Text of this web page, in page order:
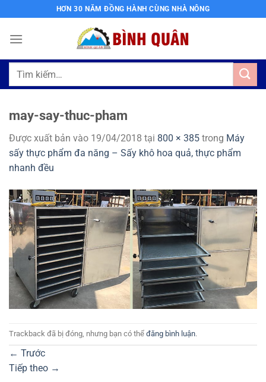
qua
nội
HƠN 30 NĂM ĐỒNG HÀNH CÙNG NHÀ NÔNG
Tìm
may-say-thuc-pham
Được xuất bản vào 19/04/2018 tại 800 × 385 trong Máy
sấy thực phẩm đa năng – Sấy khô hoa quả, thực phẩm
nhanh đều
Trackback đã bị đóng, nhưng bạn có thể đăng bình luận.
← Trước
Tiếp theo →